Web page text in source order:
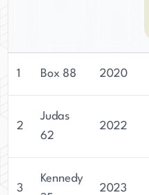
1 Box 88 2020
2
Judas
62
2022
3
Kennedy
2023